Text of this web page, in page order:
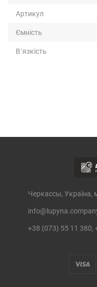
Артикул
Ємність
В`язкість
Черкассы, Україна,
+38 (073) 55 11 380,